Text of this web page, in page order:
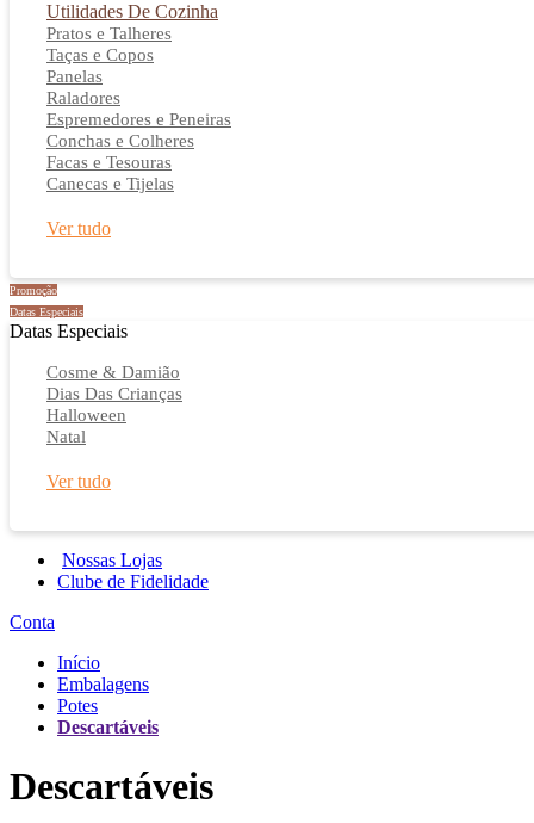
Utilidades De Cozinha
Pratos e Talheres
Taças e Copos
Panelas
Raladores
Espremedores e Peneiras
Conchas e Colheres
Facas e Tesouras
Canecas e Tijelas
Ver tudo
Promoção
Datas Especiais
Datas Especiais
Cosme & Damião
Dias Das Crianças
Halloween
Natal
Ver tudo
Nossas Lojas
Clube de Fidelidade
Conta
Início
Embalagens
Potes
Descartáveis
Descartáveis